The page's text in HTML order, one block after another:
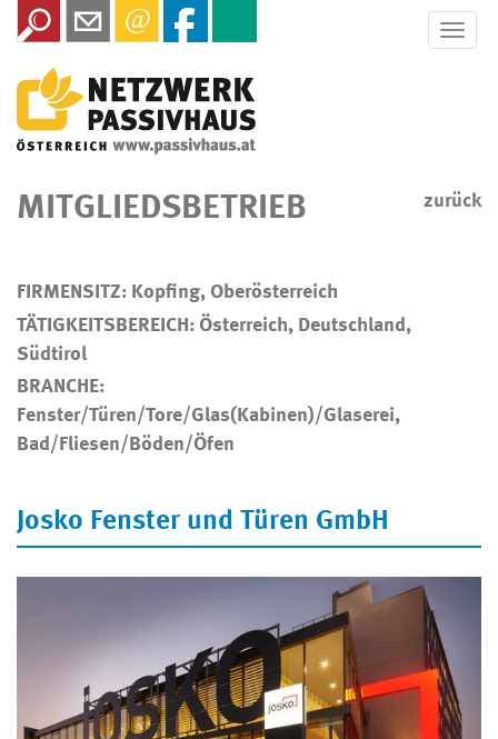
Toggle
MITGLIEDSBETRIEB zurück
FIRMENSITZ: Kopfing, Oberösterreich
TÄTIGKEITSBEREICH: Österreich, Deutschland,
Südtirol
BRANCHE:
Fenster/Türen/Tore/Glas(Kabinen)/Glaserei,
Bad/Fliesen/Böden/Öfen
Josko Fenster und Türen GmbH